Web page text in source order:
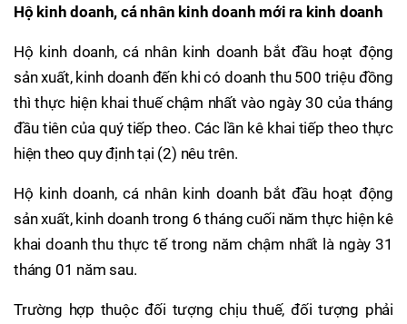
Hộ kinh doanh, cá nhân kinh doanh mới ra kinh doanh
Hộ kinh doanh, cá nhân kinh doanh bắt đầu hoạt động
sản xuất, kinh doanh đến khi có doanh thu 500 triệu đồng
thì thực hiện khai thuế chậm nhất vào ngày 30 của tháng
đầu tiên của quý tiếp theo. Các lần kê khai tiếp theo thực
hiện theo quy định tại (2) nêu trên.
Hộ kinh doanh, cá nhân kinh doanh bắt đầu hoạt động
sản xuất, kinh doanh trong 6 tháng cuối năm thực hiện kê
khai doanh thu thực tế trong năm chậm nhất là ngày 31
tháng 01 năm sau.
Trường hợp thuộc đối tượng chịu thuế, đối tượng phải